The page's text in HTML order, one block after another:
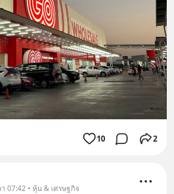
10 2
07:42 • หุ้น & เศรษฐกิจ